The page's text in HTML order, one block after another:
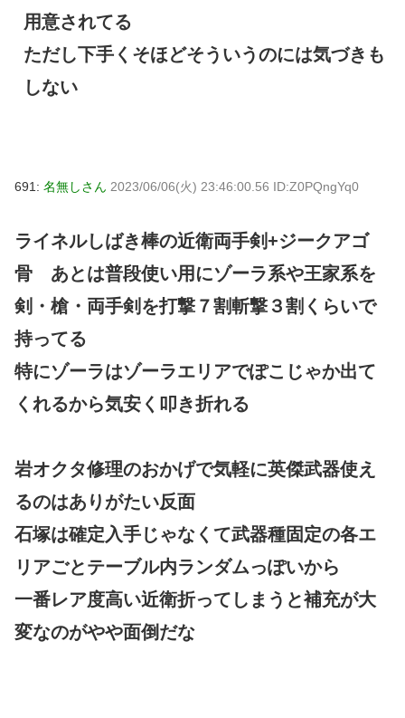
用意されてる
ただし下手くそほどそういうのには気づきも
しない
691: 名無しさん 2023/06/06(火) 23:46:00.56 ID:Z0PQngYq0
ライネルしばき棒の近衛両手剣+ジークアゴ
骨 あとは普段使い用にゾーラ系や王家系を
剣・槍・両手剣を打撃７割斬撃３割くらいで
持ってる
特にゾーラはゾーラエリアでぽこじゃか出て
くれるから気安く叩き折れる
岩オクタ修理のおかげで気軽に英傑武器使え
るのはありがたい反面
石塚は確定入手じゃなくて武器種固定の各エ
リアごとテーブル内ランダムっぽいから
一番レア度高い近衛折ってしまうと補充が大
変なのがやや面倒だな